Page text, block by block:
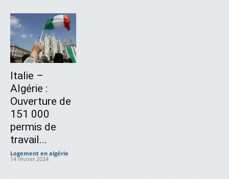
Italie –
Algérie :
Ouverture de
151 000
permis de
travail...
Logement en algérie -
14 février 2024